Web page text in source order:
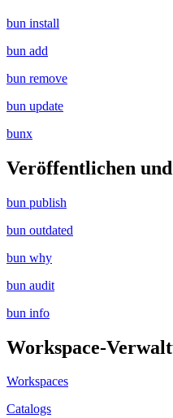
bun install
bun add
bun remove
bun update
bunx
Veröffentlichen
bun publish
bun outdated
bun why
bun audit
bun info
Workspace-
Workspaces
Catalogs